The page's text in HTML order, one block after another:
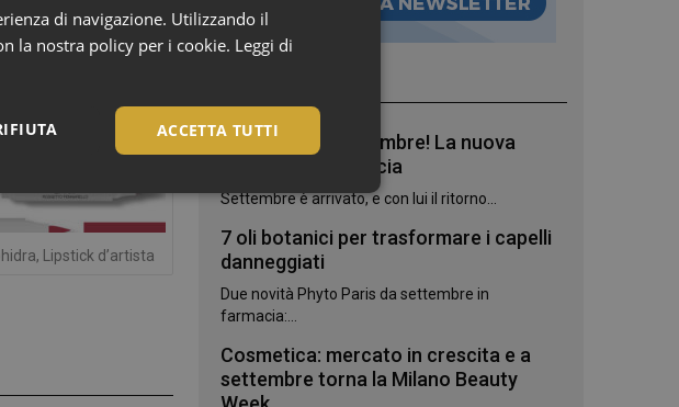
Lipstick d’artista
Bentornato, settembre! La nuova
stagione in farmacia
Settembre è arrivato, e con lui il ritorno...
7 oli botanici per trasformare i capelli
danneggiati
Due novità Phyto Paris da settembre in
farmacia:...
Cosmetica: mercato in crescita e a
settembre torna la Milano Beauty
di navigazione. Utilizzando il
la nostra policy per i cookie. Leggi di
ACCETTA TUTTI
di base quali la navigazione sulle pagine